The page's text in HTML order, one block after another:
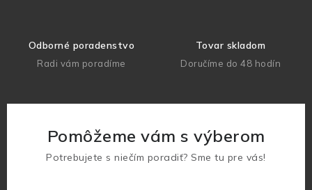
Odborné poradenstvo
Radi vám poradíme
Tovar skladom
Doručíme do 48 hodín
Pomôžeme vám s výberom
Potrebujete s niečím poradiť? Sme tu pre vás!